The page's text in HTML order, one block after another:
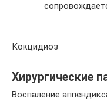
Кокцидиоз
Хирургические
Воспаление